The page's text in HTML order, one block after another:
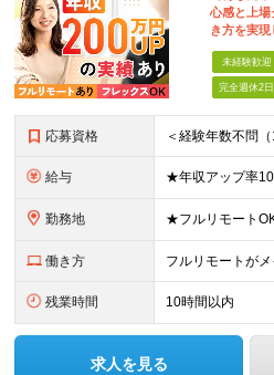
心感と上
き方を実
未経験歓迎
完全週休2日
応募資格
給与
勤務地
働き方 フルリモートがメ
残業時間 10時間以内
求人を見る